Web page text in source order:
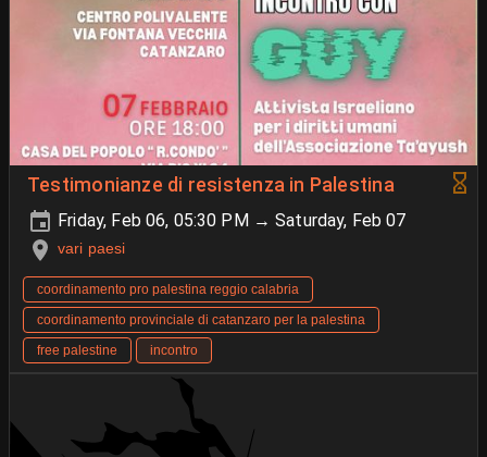
Testimonianze di resistenza in Palestina
Friday, Feb 06, 05:30 PM → Saturday, Feb 07
vari paesi
coordinamento pro palestina reggio calabria
coordinamento provinciale di catanzaro per la palestina
free palestine
incontro